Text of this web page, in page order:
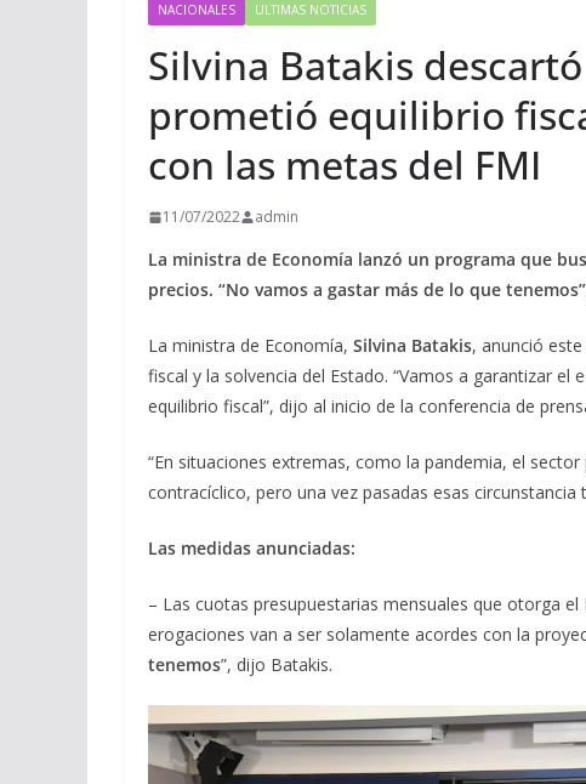
NACIONALES ULTIMAS NOTICIAS
Silvina Batakis
prometió equilibrio
con las metas del FMI
11/07/2022 admin
La ministra de Economía lanzó un programa que
precios. “No vamos a gastar más de lo que
La ministra de Economía, Silvina Batakis, anunció
fiscal y la solvencia del Estado. “Vamos a garantizar
equilibrio fiscal”, dijo al inicio de la conferencia de
“En situaciones extremas, como la pandemia, el
contracíclico, pero una vez pasadas esas
Las medidas anunciadas:
– Las cuotas presupuestarias mensuales que otorga
erogaciones van a ser solamente acordes con la
tenemos”, dijo Batakis.